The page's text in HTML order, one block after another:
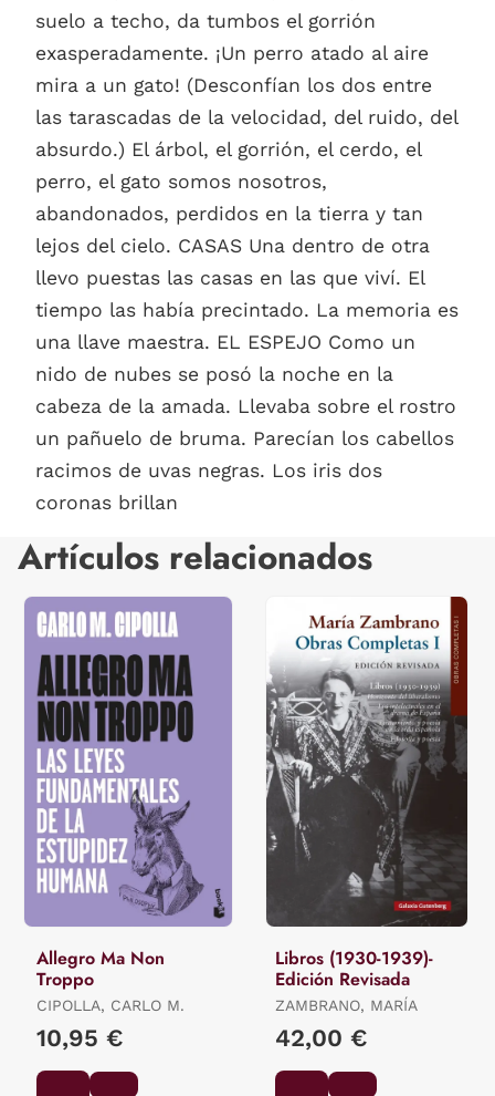
suelo a techo, da tumbos el gorrión
exasperadamente. ¡Un perro atado al aire
mira a un gato! (Desconfían los dos entre
las tarascadas de la velocidad, del ruido, del
absurdo.) El árbol, el gorrión, el cerdo, el
perro, el gato somos nosotros,
abandonados, perdidos en la tierra y tan
lejos del cielo. CASAS Una dentro de otra
llevo puestas las casas en las que viví. El
tiempo las había precintado. La memoria es
una llave maestra. EL ESPEJO Como un
nido de nubes se posó la noche en la
cabeza de la amada. Llevaba sobre el rostro
un pañuelo de bruma. Parecían los cabellos
racimos de uvas negras. Los iris dos
coronas brillan
Artículos relacionados
Allegro Ma Non
Troppo
CIPOLLA, CARLO M.
10,95 €
Libros (1930-1939)-
Edición Revisada
ZAMBRANO, MARÍA
42,00 €